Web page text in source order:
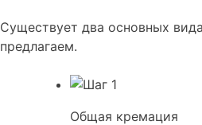
Существует два основных
предлагаем.
Общая кремация